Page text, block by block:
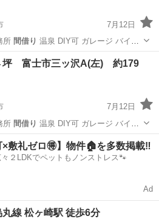
7月12日
所 間借り 温泉 DIY可 ガレージ バイク
家庭菜園
坪 富士市三ッ沢A(左) 約179
7月12日
所 間借り 温泉 DIY可 ガレージ バイク
物件
×敷礼ゼロ🉐】物件🏠を多数掲載‼️
２LDKでペットもノンストレス🐾
Ad
線 松ヶ崎駅 徒歩6分